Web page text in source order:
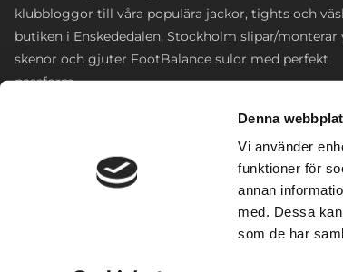
Denna
Vi använder
funktioner för
annan
med. Dessa
som de har
klubbloggor till våra populära jackor, tights och
butiken i Enskededalen, Stockholm slipar/monterar
skenor och gjuter FootBalance sulor med perfekt
passform.
Enskededalen, Sofielundsvägen 35
0766-316690
info@norrkopingsskateshop.com